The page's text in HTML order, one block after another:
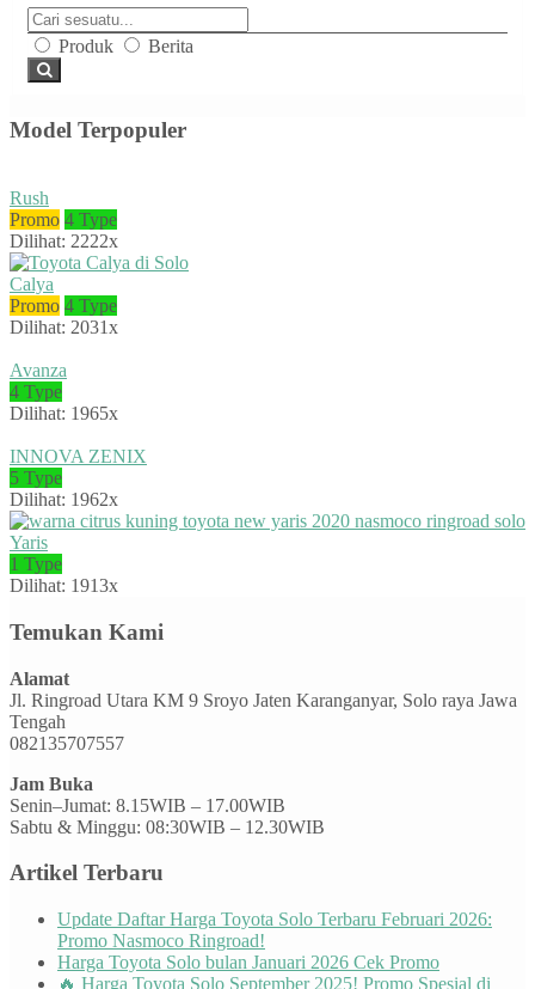
Produk Berita
Model Terpopuler
Rush
Promo 4 Type
Dilihat: 2222x
Calya
Promo 4 Type
Dilihat: 2031x
Avanza
4 Type
Dilihat: 1965x
INNOVA ZENIX
5 Type
Dilihat: 1962x
Yaris
1 Type
Dilihat: 1913x
Temukan Kami
Alamat
Jl. Ringroad Utara KM 9 Sroyo Jaten Karanganyar, Solo raya Jawa
Tengah
082135707557
Jam Buka
Senin–Jumat: 8.15WIB – 17.00WIB
Sabtu & Minggu: 08:30WIB – 12.30WIB
Artikel Terbaru
Update Daftar Harga Toyota Solo Terbaru Februari 2026:
Promo Nasmoco Ringroad!
Harga Toyota Solo bulan Januari 2026 Cek Promo
🔥 Harga Toyota Solo September 2025! Promo Spesial di